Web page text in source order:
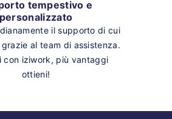
tempestivo e
personalizzato
il supporto di cui
al team di assistenza.
con iziwork, più vantaggi
ottieni!